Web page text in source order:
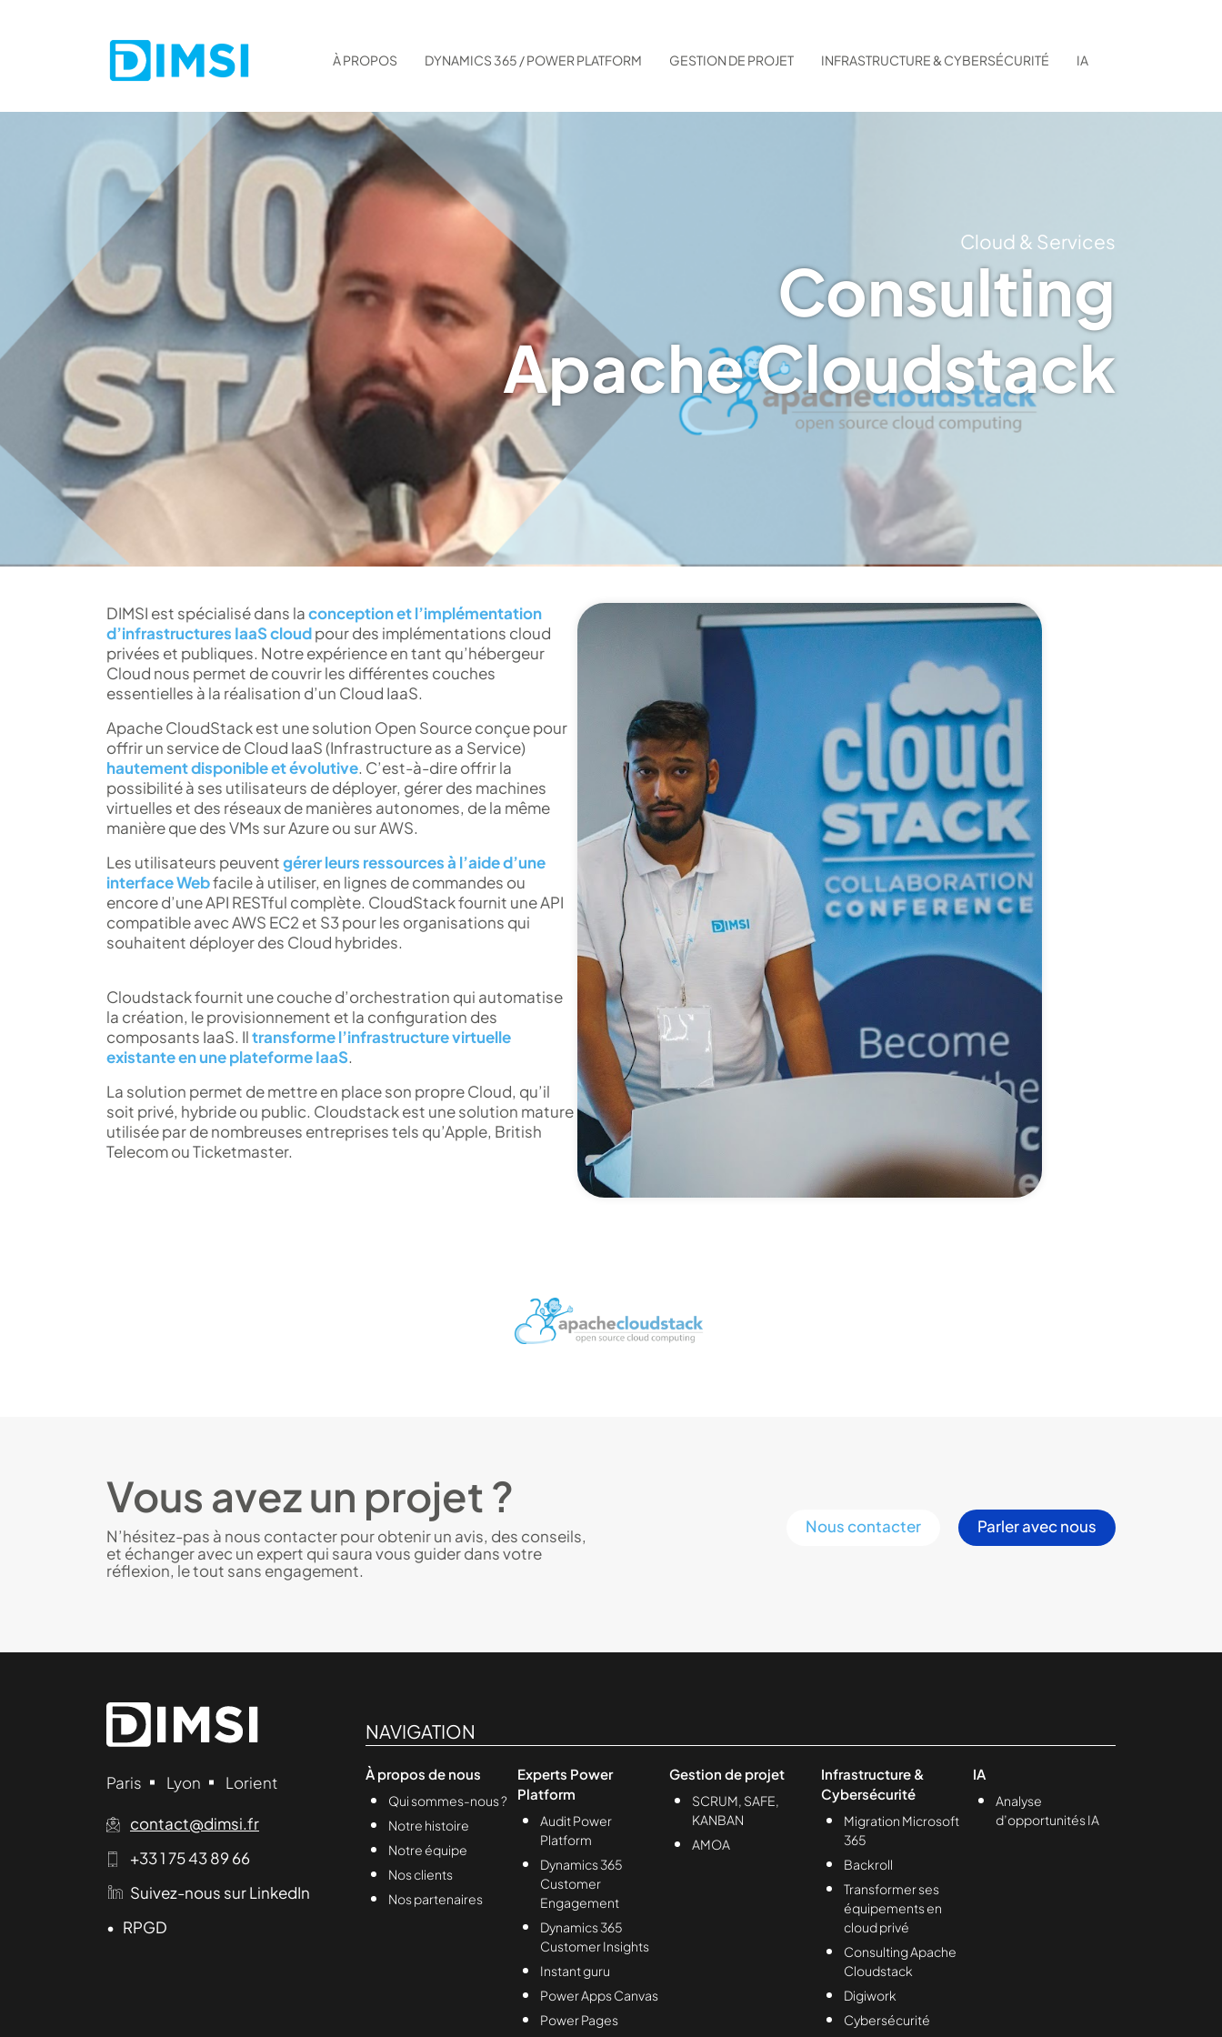
À PROPOS DYNAMICS 365 / POWER PLATFORM GESTION DE PROJET INFRASTRUCTURE & CYBERSÉCURITÉ IA
Cloud & Services
Consulting
Apache Cloudstack
DIMSI est spécialisé dans laconception et l’implémentation
d’infrastructures IaaS cloudpour des implémentations cloud
privées et publiques. Notre expérience en tant qu’hébergeur
Cloud nous permet de couvrir les différentes couches
essentielles à la réalisation d’un Cloud IaaS.
Apache CloudStack est une solution Open Source conçue pour
offrir un service de Cloud IaaS (Infrastructure as a Service)
hautement disponible et évolutive. C’est-à-dire offrir la
possibilité à ses utilisateurs de déployer, gérer des machines
virtuelles et des réseaux de manières autonomes, de la même
manière que des VMs sur Azure ou sur AWS.
Les utilisateurs peuventgérer leurs ressources à l’aide d’une
interface Webfacile à utiliser, en lignes de commandes ou
encore d’une API RESTful complète. CloudStack fournit une API
compatible avec AWS EC2 et S3 pour les organisations qui
souhaitent déployer des Cloud hybrides.
Cloudstack fournit une couche d’orchestration qui automatise
la création, le provisionnement et la configuration des
composants IaaS. Iltransforme l’infrastructure virtuelle
existante en une plateforme IaaS.
La solution permet de mettre en place son propre Cloud, qu’il
soit privé, hybride ou public. Cloudstack est une solution mature
utilisée par de nombreuses entreprises tels qu’Apple, British
Telecom ou Ticketmaster.
Vous avez un projet ?
N’hésitez-pas à nous contacter pour obtenir un avis, des conseils,
et échanger avec un expert qui saura vous guider dans votre
réflexion, le tout sans engagement.
Nous contacter Parler avec nous
Paris Lyon Lorient
contact@dimsi.fr
+33 1 75 43 89 66
Suivez-nous sur LinkedIn
• RPGD
NAVIGATION
À propos de nous
Qui sommes-nous ?
Notre histoire
Notre équipe
Nos clients
Nos partenaires
Experts Power
Platform
Audit Power
Platform
Dynamics 365
Customer
Engagement
Dynamics 365
Customer Insights
Instant guru
Power Apps Canvas
Power Pages
Gestion de projet
SCRUM, SAFE,
KANBAN
AMOA
Infrastructure &
Cybersécurité
Migration Microsoft
365
Backroll
Transformer ses
équipements en
cloud privé
Consulting Apache
Cloudstack
Digiwork
Cybersécurité
IA
Analyse
d’opportunités IA